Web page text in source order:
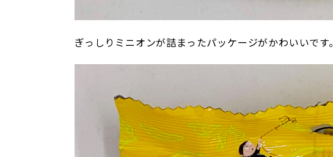
ぎっしりミニオンが詰まったパッケージがかわいいです。